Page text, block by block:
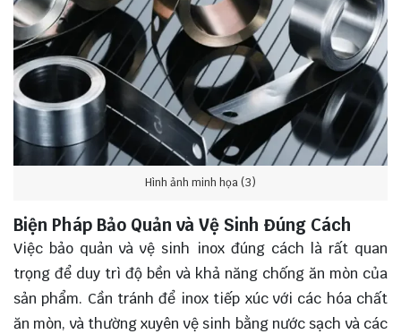
Hình ảnh minh họa (3)
Biện Pháp Bảo Quản và Vệ Sinh Đúng Cách
Việc bảo quản và vệ sinh inox đúng cách là rất quan
trọng để duy trì độ bền và khả năng chống ăn mòn của
sản phẩm. Cần tránh để inox tiếp xúc với các hóa chất
ăn mòn, và thường xuyên vệ sinh bằng nước sạch và các